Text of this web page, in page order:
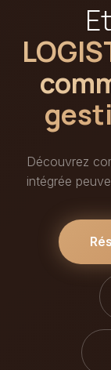
Découvrez
intégrée